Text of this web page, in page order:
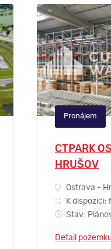
CTPARK
HRUŠOV
Ostrava -
K dispozici:
Stav:
Detail
Pronájem